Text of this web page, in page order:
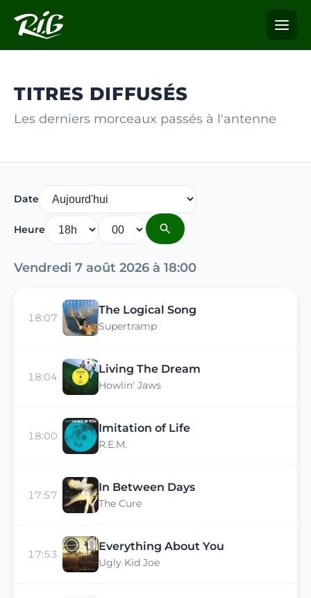
TITRES DIFFUSÉS
Les derniers morceaux passés à l'antenne
Date
Heure
Vendredi 7 août 2026 à 18:00
18:07
The Logical Song
Supertramp
18:04
Living The Dream
Howlin' Jaws
18:00
Imitation of Life
R.E.M.
17:57
In Between Days
The Cure
17:53
Everything About You
Ugly Kid Joe